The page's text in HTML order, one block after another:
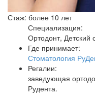
Стаж: более 10 лет
Специализация:
Ортодонт, Детский
Где принимает:
Стоматология
Регалии:
заведующая
Рудента.